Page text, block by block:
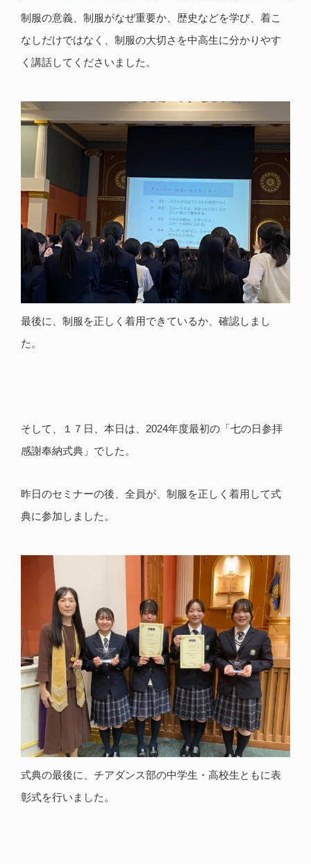
制服の意義、制服がなぜ重要か、歴史などを学び、着こ
なしだけではなく、制服の大切さを中高生に分かりやす
く講話してくださいました。
最後に、制服を正しく着用できているか、確認しまし
た。
そして、１７日、本日は、2024年度最初の「七の日参拝
感謝奉納式典」でした。
昨日のセミナーの後、全員が、制服を正しく着用して式
典に参加しました。
式典の最後に、チアダンス部の中学生・高校生ともに表
彰式を行いました。